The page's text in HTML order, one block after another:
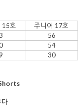
15호
주니어 17호
56
54
30
다